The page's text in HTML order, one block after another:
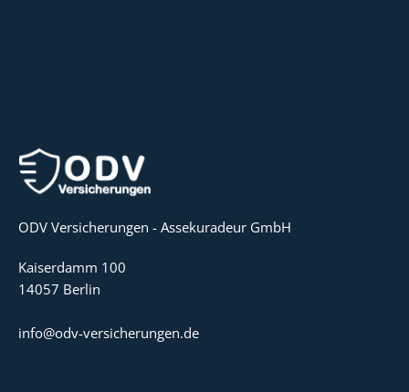
ODV Versicherungen - Assekuradeur GmbH
Kaiserdamm 100
14057 Berlin
info@odv-versicherungen.de